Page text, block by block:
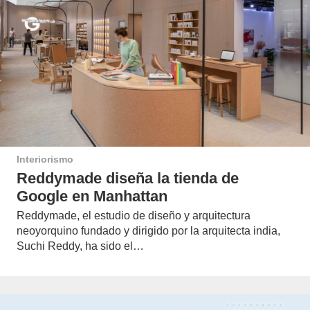
Interiorismo
Reddymade diseña la tienda de
Google en Manhattan
Reddymade, el estudio de diseño y arquitectura
neoyorquino fundado y dirigido por la arquitecta india,
Suchi Reddy, ha sido el…